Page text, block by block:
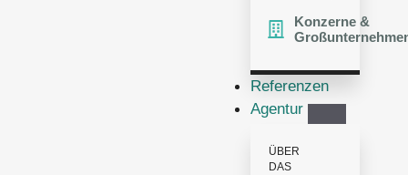
Konzerne &
Referenzen
Agentur
ÜBER
DAS